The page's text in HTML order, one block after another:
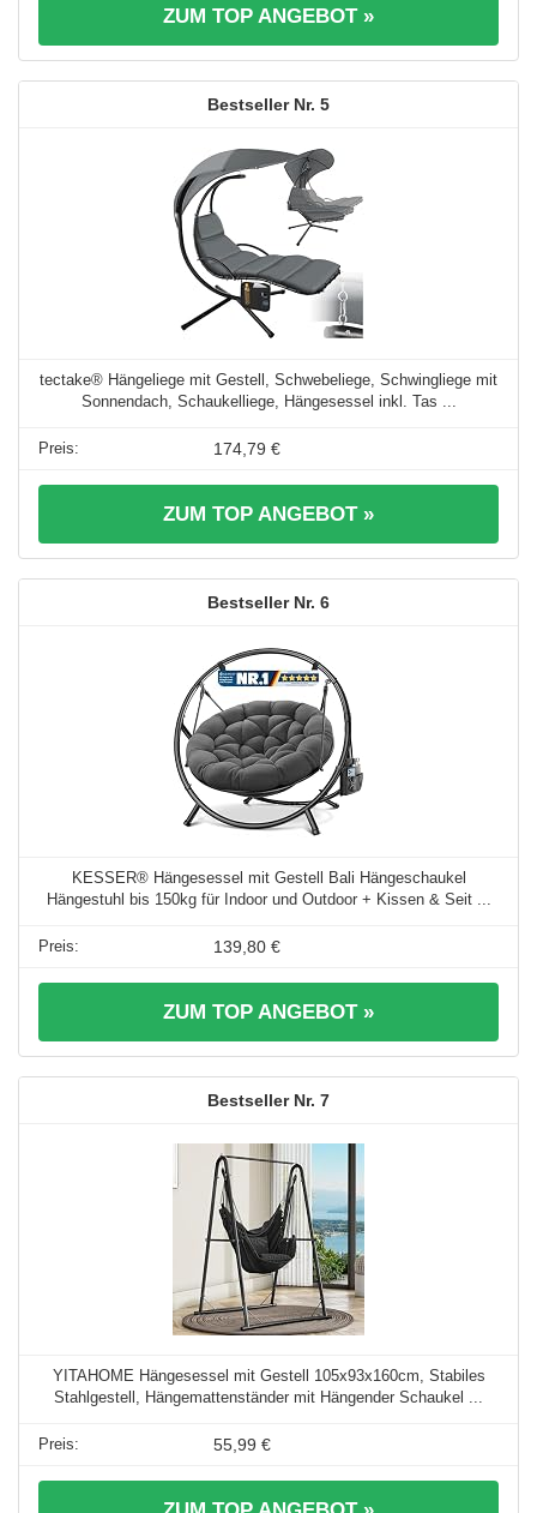
ZUM TOP ANGEBOT »
5
tectake® Hängeliege mit Gestell, Schwebeliege, Schwingliege mit
Sonnendach, Schaukelliege, Hängesessel inkl. Tas ...
174,79 €
ZUM TOP ANGEBOT »
6
KESSER® Hängesessel mit Gestell Bali Hängeschaukel
Hängestuhl bis 150kg für Indoor und Outdoor + Kissen & Seit ...
139,80 €
ZUM TOP ANGEBOT »
7
YITAHOME Hängesessel mit Gestell 105x93x160cm, Stabiles
Stahlgestell, Hängemattenständer mit Hängender Schaukel ...
55,99 €